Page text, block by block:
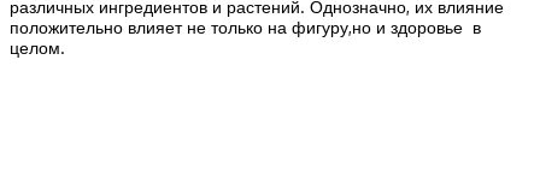
различных ингредиентов и растений. Однозначно, их влияние
положительно влияет не только на фигуру,но и здоровье в
целом.